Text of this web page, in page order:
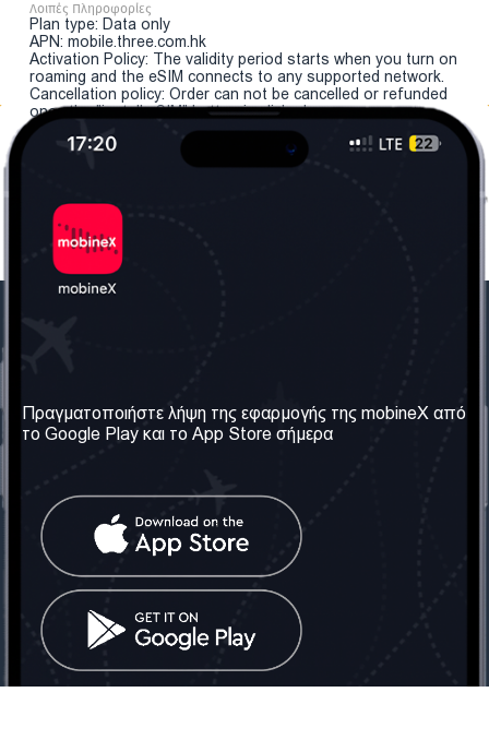
Λοιπές Πληροφορίες
Plan type: Data only
APN: mobile.three.com.hk
Activation Policy: The validity period starts when you turn on
roaming and the eSIM connects to any supported network.
Cancellation policy: Order can not be cancelled or refunded
once the "install eSIM" button is clicked.
Σχετικά με εμάς
Οι Υπηρεσίες μας
Όροι & Προϋποθέσεις
Πολιτική Απορρήτου
Επικοινωνήστε μαζί μας
Ηνωμένο Βασίλειο: Λονδίνο
Τηλ: +442030340050
info@mobinex.com
Επικοινωνήστε μαζί μας
Κοινωνικά Δίκτυα
Πραγματοποιήστε λήψη της εφαρμογής της mobineX από
το Google Play και το App Store σήμερα